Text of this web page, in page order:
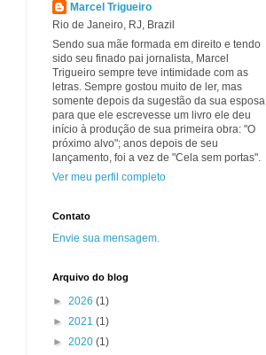
Marcel Trigueiro
Rio de Janeiro, RJ, Brazil
Sendo sua mãe formada em direito e tendo
sido seu finado pai jornalista, Marcel
Trigueiro sempre teve intimidade com as
letras. Sempre gostou muito de ler, mas
somente depois da sugestão da sua esposa
para que ele escrevesse um livro ele deu
início à produção de sua primeira obra: "O
próximo alvo"; anos depois de seu
lançamento, foi a vez de "Cela sem portas".
Ver meu perfil completo
Contato
Envie sua mensagem.
Arquivo do blog
► 2026 (1)
► 2021 (1)
► 2020 (1)